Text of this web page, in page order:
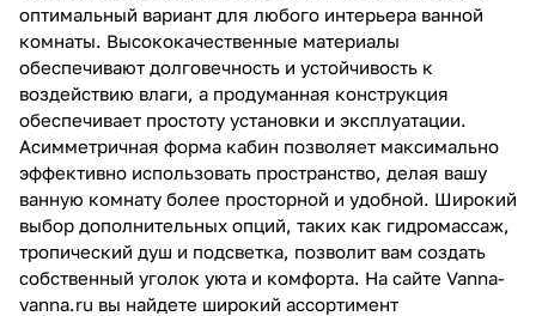
оптимальный вариант для любого интерьера ванной
комнаты. Высококачественные материалы
обеспечивают долговечность и устойчивость к
воздействию влаги, а продуманная конструкция
обеспечивает простоту установки и эксплуатации.
Асимметричная форма кабин позволяет максимально
эффективно использовать пространство, делая вашу
ванную комнату более просторной и удобной. Широкий
выбор дополнительных опций, таких как гидромассаж,
тропический душ и подсветка, позволит вам создать
собственный уголок уюта и комфорта. На сайте Vanna-
vanna.ru вы найдете широкий ассортимент